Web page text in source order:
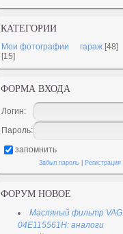
КАТЕГОРИИ
Мои фотографии
[15]
гараж [48]
ФОРМА ВХОДА
Логин:
Пароль:
запомнить
Забыл пароль Регистрация
ФОРУМ НОВОЕ
Масляный фильтр VAG
04E115561H: аналоги